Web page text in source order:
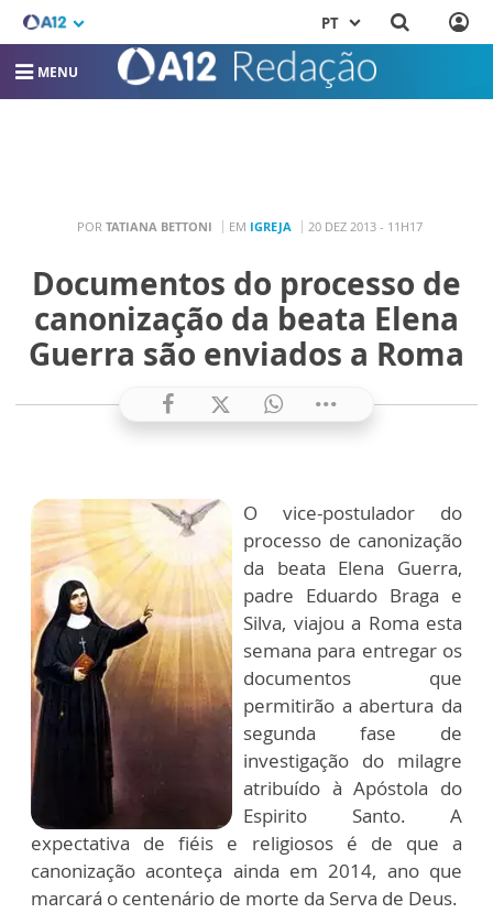
PT
MENU
POR TATIANA BETTONI EM IGREJA 20 DEZ 2013 - 11H17
Documentos do processo de
canonização da beata Elena
Guerra são enviados a Roma
O vice-postulador do
processo de canonização
da beata Elena Guerra,
padre Eduardo Braga e
Silva, viajou a Roma esta
semana para entregar os
documentos que
permitirão a abertura da
segunda fase de
investigação do milagre
atribuído à Apóstola do
Espirito Santo. A
expectativa de fiéis e religiosos é de que a
canonização aconteça ainda em 2014, ano que
marcará o centenário de morte da Serva de Deus.